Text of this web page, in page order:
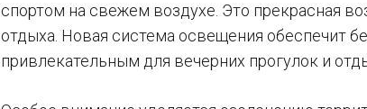
спортом на свежем воздухе. Это прекрасная
отдыха. Новая система освещения обеспечит
привлекательным для вечерних прогулок и